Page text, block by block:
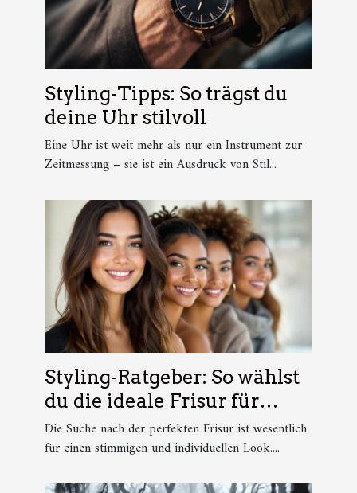
Styling-Tipps: So trägst du
deine Uhr stilvoll
Eine Uhr ist weit mehr als nur ein Instrument zur
Zeitmessung – sie ist ein Ausdruck von Stil...
Styling-Ratgeber: So wählst
du die ideale Frisur für
deine Gesichtsform
Die Suche nach der perfekten Frisur ist wesentlich
für einen stimmigen und individuellen Look....